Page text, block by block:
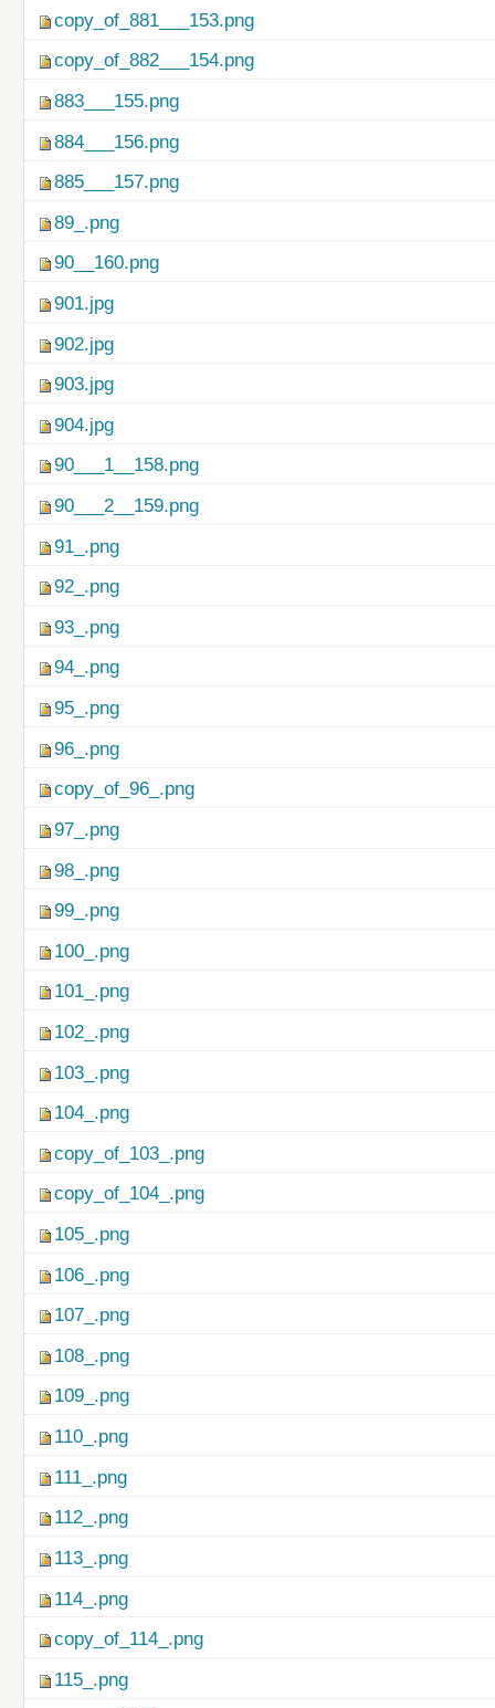
copy_of_881___153.png
copy_of_882___154.png
883___155.png
884___156.png
885___157.png
89_.png
90__160.png
901.jpg
902.jpg
903.jpg
904.jpg
90___1__158.png
90___2__159.png
91_.png
92_.png
93_.png
94_.png
95_.png
96_.png
copy_of_96_.png
97_.png
98_.png
99_.png
100_.png
101_.png
102_.png
103_.png
104_.png
copy_of_103_.png
copy_of_104_.png
105_.png
106_.png
107_.png
108_.png
109_.png
110_.png
111_.png
112_.png
113_.png
114_.png
copy_of_114_.png
115_.png